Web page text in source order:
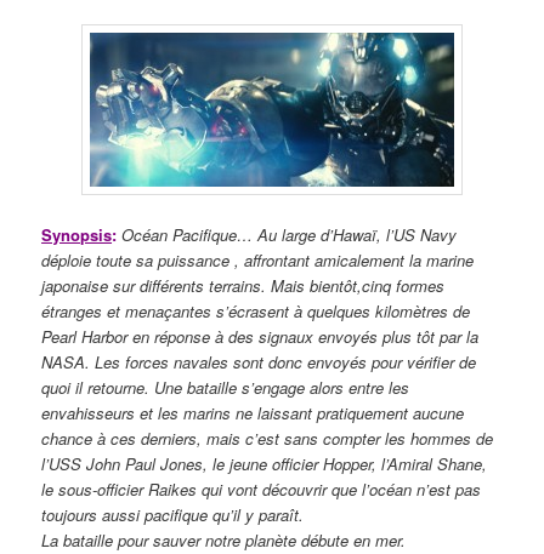
Synopsis: Océan Pacifique… Au large d’Hawaï, l’US Navy
déploie toute sa puissance , affrontant amicalement la marine
japonaise sur différents terrains. Mais bientôt,cinq formes
étranges et menaçantes s’écrasent à quelques kilomètres de
Pearl Harbor en réponse à des signaux envoyés plus tôt par la
NASA. Les forces navales sont donc envoyés pour vérifier de
quoi il retourne. Une bataille s’engage alors entre les
envahisseurs et les marins ne laissant pratiquement aucune
chance à ces derniers, mais c’est sans compter les hommes de
l’USS John Paul Jones, le jeune officier Hopper, l’Amiral Shane,
le sous-officier Raikes qui vont découvrir que l’océan n’est pas
toujours aussi pacifique qu’il y paraît.
La bataille pour sauver notre planète débute en mer.